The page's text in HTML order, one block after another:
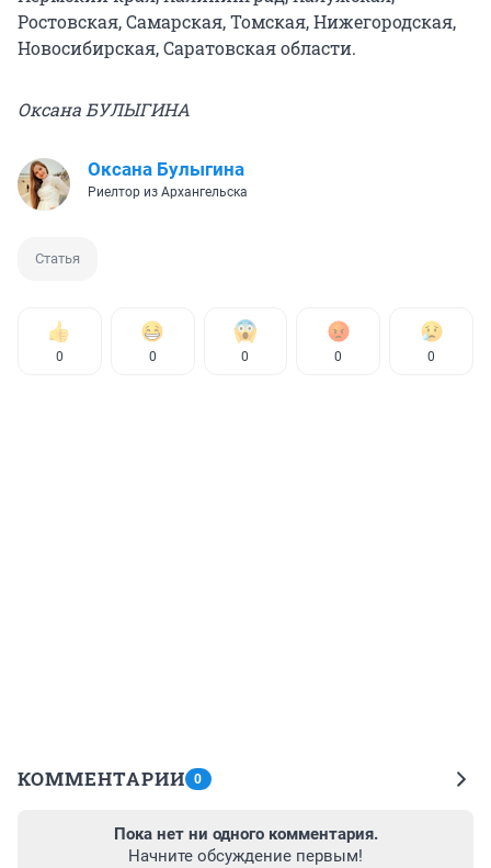
Ростовская, Самарская, Томская, Нижегородская,
Новосибирская, Саратовская области.
Оксана БУЛЫГИНА
Оксана Булыгина
Риелтор из Архангельска
Статья
0 0 0 0 0
КОММЕНТАРИИ 0
Пока нет ни одного комментария.
Начните обсуждение первым!